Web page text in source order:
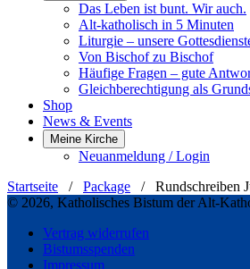
Das Leben ist bunt. Wir auch.
Alt-katholisch in 5 Minuten
Liturgie – unsere
Von Bischof zu Bischof
Häufige Fragen – gute
Gleichberechtigung als
Shop
News & Events
Meine Kirche
Neuanmeldung / Login
Startseite / Package / Rundschreiben
© 2026, Katholisches Bistum der Alt-
Vertrag widerrufen
Bistumsspenden
Impressum